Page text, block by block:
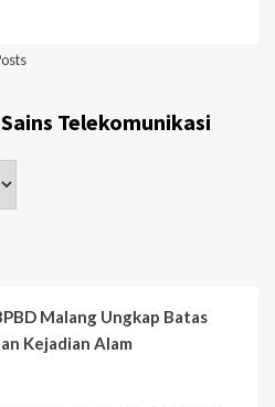
Telekomunikasi
Malang Ungkap Batas
Kejadian Alam